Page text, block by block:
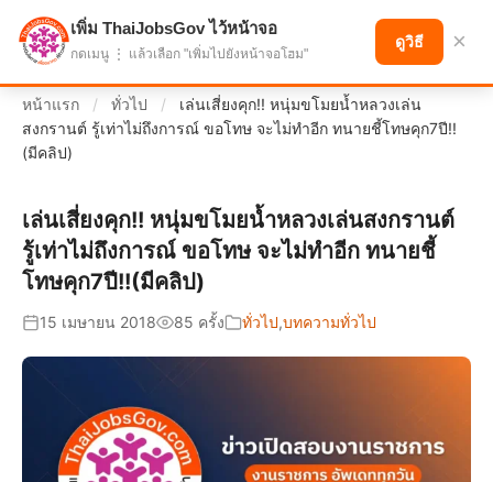
แบ่งปันโอกาส เพื่ออนาคตที่ก้าวหน้า
หน้าแรก / ทั่วไป /
เล่นเสี่ยงคุก!! หนุ่มขโมยน้ำหลวงเล่น
สงกรานต์ รู้เท่าไม่ถึงการณ์ ขอโทษ จะไม่ทำอีก ทนายชี้โทษคุก7ปี!!
(มีคลิป)
เล่นเสี่ยงคุก!! หนุ่มขโมยน้ำหลวงเล่นสงกรานต์
รู้เท่าไม่ถึงการณ์ ขอโทษ จะไม่ทำอีก ทนายชี้
โทษคุก7ปี!!(มีคลิป)
15 เมษายน 2018 85 ครั้ง ทั่วไป,บทความทั่วไป
เพิ่ม ThaiJobsGov ไว้หน้าจอ
กดเมนู ⋮ แล้วเลือก "เพิ่มไปยังหน้าจอโฮม"
ดูวิธี ×